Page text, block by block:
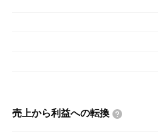
売上から利益への転換